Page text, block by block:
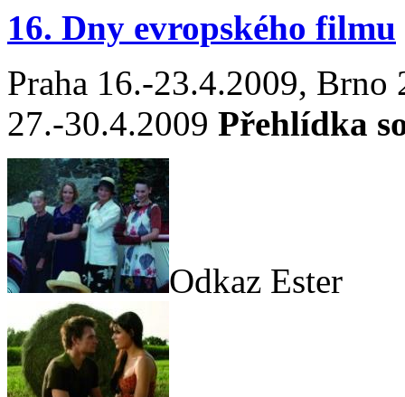
16. Dny evropského filmu
Praha 16.-23.4.2009,
27.-30.4.2009 Přehlídka
Odkaz Ester